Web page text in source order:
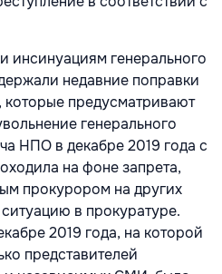
инсинуациям генерального
недавние поправки
которые предусматривают
генерального
НПО в декабре 2019 года с
на фоне запрета,
прокурором на других
в прокуратуре.
2019 года, на которой
представителей